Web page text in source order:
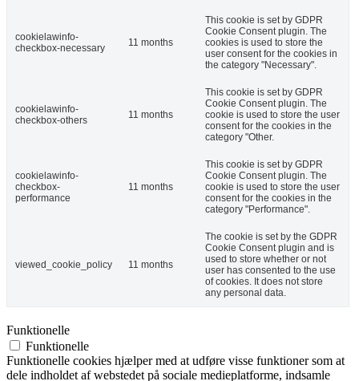
cookielawinfo-
checkbox-necessary
11 months
This cookie is set by GDPR
Cookie Consent plugin. The
cookies is used to store the
user consent for the cookies in
the category "Necessary".
cookielawinfo-
checkbox-others
11 months
This cookie is set by GDPR
Cookie Consent plugin. The
cookie is used to store the user
consent for the cookies in the
category "Other.
cookielawinfo-
checkbox-
performance
11 months
This cookie is set by GDPR
Cookie Consent plugin. The
cookie is used to store the user
consent for the cookies in the
category "Performance".
viewed_cookie_policy 11 months
The cookie is set by the GDPR
Cookie Consent plugin and is
used to store whether or not
user has consented to the use
of cookies. It does not store
any personal data.
Funktionelle
Funktionelle
Funktionelle cookies hjælper med at udføre visse funktioner som at
dele indholdet af webstedet på sociale medieplatforme, indsamle